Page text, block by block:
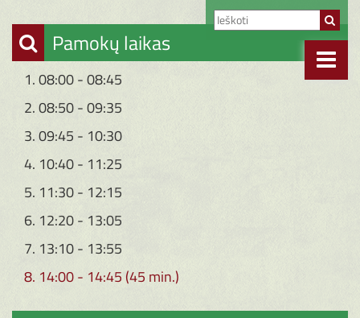
Pamokų laikas
1. 08:00 - 08:45
2. 08:50 - 09:35
3. 09:45 - 10:30
4. 10:40 - 11:25
5. 11:30 - 12:15
6. 12:20 - 13:05
7. 13:10 - 13:55
8. 14:00 - 14:45 (45 min.)